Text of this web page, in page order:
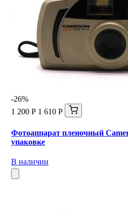
-26%
1 200 Р 1 610 Р
Фотоаппарат пленочный
упаковке
В наличии